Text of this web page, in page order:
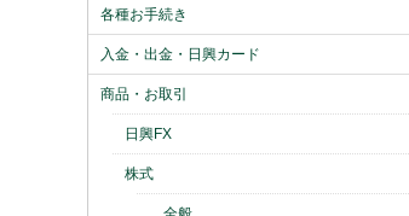
各種お手続き
入金・出金・日興カード
商品・お取引
日興FX
株式